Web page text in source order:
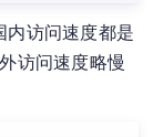
内访问速度都是
访问速度略慢